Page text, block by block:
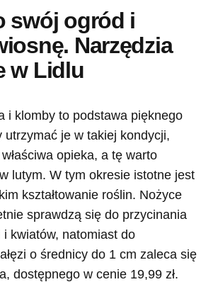
swój ogród i
Narzędzia
w Lidlu
i klomby to podstawa pięknego
utrzymać je w takiej kondycji,
opieka, a tę warto
lutym. W tym okresie istotne jest
kształtowanie roślin. Nożyce
sprawdzą się do przycinania
i kwiatów, natomiast do
o średnicy do 1 cm zaleca się
dostępnego w cenie 19,99 zł.